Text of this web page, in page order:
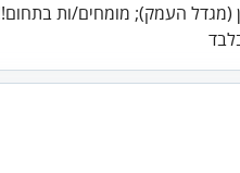
(מגדל העמק); מומחים/ות